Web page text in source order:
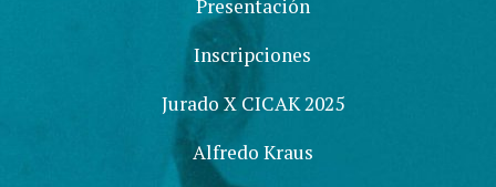
Presentación
Inscripciones
Jurado X CICAK 2025
Alfredo Kraus